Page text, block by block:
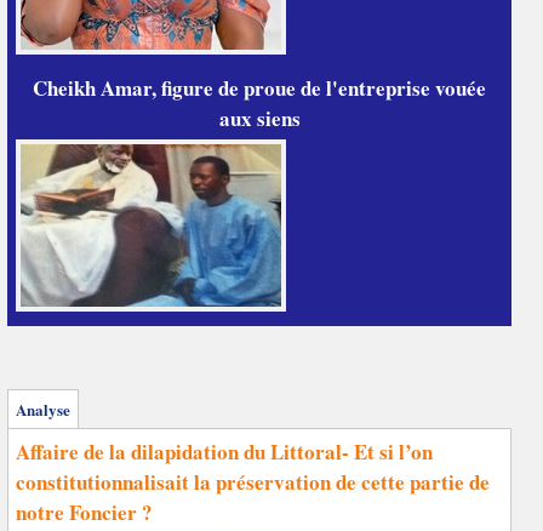
Cheikh Amar, figure de proue de l'entreprise vouée
aux siens
Analyse
Affaire de la dilapidation du Littoral- Et si l’on
constitutionnalisait la préservation de cette partie de
notre Foncier ?